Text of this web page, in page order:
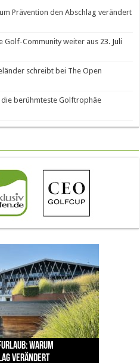
Prävention den Abschlag verändert
Golf-Community weiter aus 23. Juli
schreibt bei The Open
die berühmteste Golftrophäe
Warum
verändert
erste Golf-
Jug: Neuseeländer
Scheffler die
zurückgeben muss
Birkdale: Warum der
zu den größten
Golfsport zählt